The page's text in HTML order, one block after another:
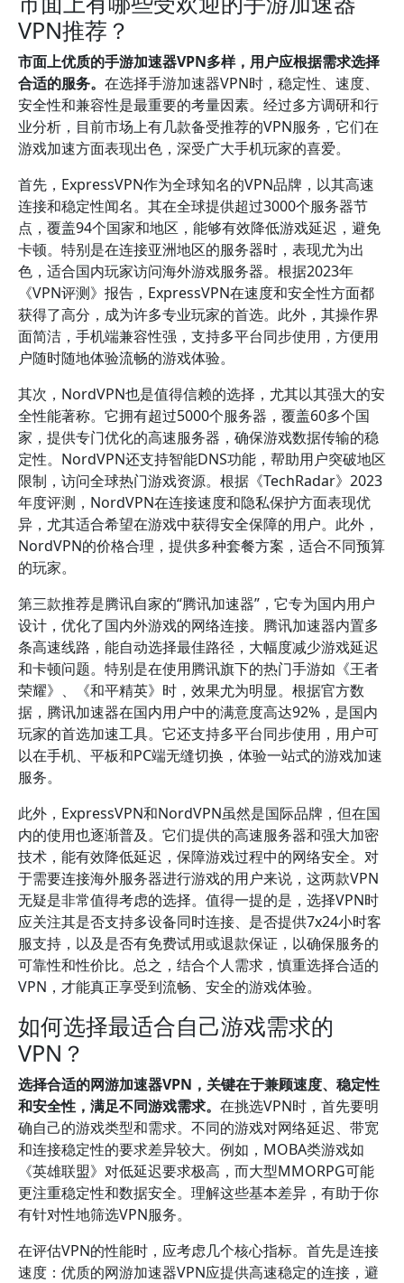
VPN推荐？
市面上优质的手游加速器VPN多样，用户应根据需求选择
合适的服务。 在选择手游加速器VPN时，稳定性、速度、
安全性和兼容性是最重要的考量因素。经过多方调研和行
业分析，目前市场上有几款备受推荐的VPN服务，它们在
游戏加速方面表现出色，深受广大手机玩家的喜爱。
首先，ExpressVPN作为全球知名的VPN品牌，以其高速
连接和稳定性闻名。其在全球提供超过3000个服务器节
点，覆盖94个国家和地区，能够有效降低游戏延迟，避免
卡顿。特别是在连接亚洲地区的服务器时，表现尤为出
色，适合国内玩家访问海外游戏服务器。根据2023年
《VPN评测》报告，ExpressVPN在速度和安全性方面都
获得了高分，成为许多专业玩家的首选。此外，其操作界
面简洁，手机端兼容性强，支持多平台同步使用，方便用
户随时随地体验流畅的游戏体验。
其次，NordVPN也是值得信赖的选择，尤其以其强大的安
全性能著称。它拥有超过5000个服务器，覆盖60多个国
家，提供专门优化的高速服务器，确保游戏数据传输的稳
定性。NordVPN还支持智能DNS功能，帮助用户突破地区
限制，访问全球热门游戏资源。根据《TechRadar》2023
年度评测，NordVPN在连接速度和隐私保护方面表现优
异，尤其适合希望在游戏中获得安全保障的用户。此外，
NordVPN的价格合理，提供多种套餐方案，适合不同预算
的玩家。
第三款推荐是腾讯自家的“腾讯加速器”，它专为国内用户
设计，优化了国内外游戏的网络连接。腾讯加速器内置多
条高速线路，能自动选择最佳路径，大幅度减少游戏延迟
和卡顿问题。特别是在使用腾讯旗下的热门手游如《王者
荣耀》、《和平精英》时，效果尤为明显。根据官方数
据，腾讯加速器在国内用户中的满意度高达92%，是国内
玩家的首选加速工具。它还支持多平台同步使用，用户可
以在手机、平板和PC端无缝切换，体验一站式的游戏加速
服务。
此外，ExpressVPN和NordVPN虽然是国际品牌，但在国
内的使用也逐渐普及。它们提供的高速服务器和强大加密
技术，能有效降低延迟，保障游戏过程中的网络安全。对
于需要连接海外服务器进行游戏的用户来说，这两款VPN
无疑是非常值得考虑的选择。值得一提的是，选择VPN时
应关注其是否支持多设备同时连接、是否提供7x24小时客
服支持，以及是否有免费试用或退款保证，以确保服务的
可靠性和性价比。总之，结合个人需求，慎重选择合适的
VPN，才能真正享受到流畅、安全的游戏体验。
如何选择最适合自己游戏需求的
VPN？
选择合适的网游加速器VPN，关键在于兼顾速度、稳定性
和安全性，满足不同游戏需求。 在挑选VPN时，首先要明
确自己的游戏类型和需求。不同的游戏对网络延迟、带宽
和连接稳定性的要求差异较大。例如，MOBA类游戏如
《英雄联盟》对低延迟要求极高，而大型MMORPG可能
更注重稳定性和数据安全。理解这些基本差异，有助于你
有针对性地筛选VPN服务。
在评估VPN的性能时，应考虑几个核心指标。首先是连接
速度：优质的网游加速器VPN应提供高速稳定的连接，避